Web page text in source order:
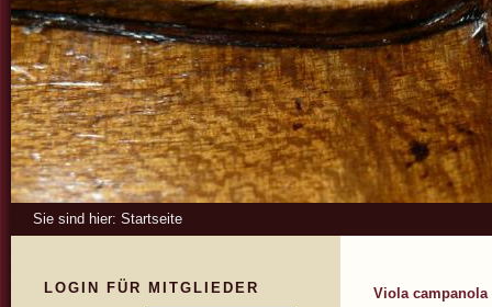
Sie sind hier: Startseite
Viola
LOGIN FÜR MITGLIEDER